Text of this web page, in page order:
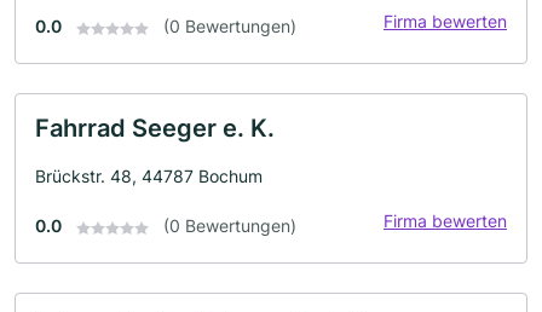
0.0 (0 Bewertungen) Firma bewerten
Fahrrad Seeger e. K.
Brückstr. 48, 44787 Bochum
0.0 (0 Bewertungen) Firma bewerten